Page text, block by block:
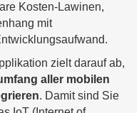
Kosten-Lawinen,
mit
zielt darauf ab,
aller mobilen
. Damit sind Sie